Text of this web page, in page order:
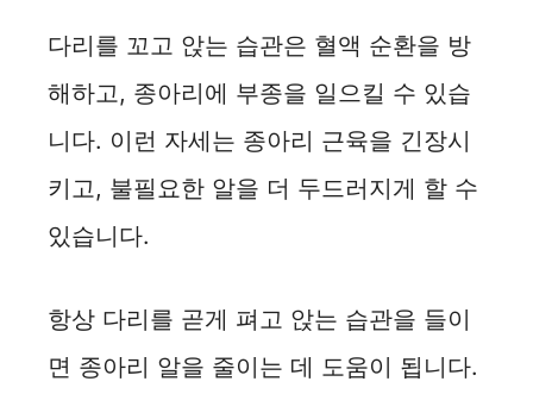
다리를 꼬고 앉는 습관은 혈액 순환을 방
해하고, 종아리에 부종을 일으킬 수 있습
니다. 이런 자세는 종아리 근육을 긴장시
키고, 불필요한 알을 더 두드러지게 할 수
있습니다.
항상 다리를 곧게 펴고 앉는 습관을 들이
면 종아리 알을 줄이는 데 도움이 됩니다.